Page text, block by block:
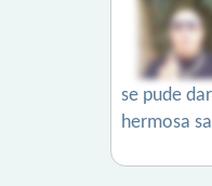
se pude
hermosa